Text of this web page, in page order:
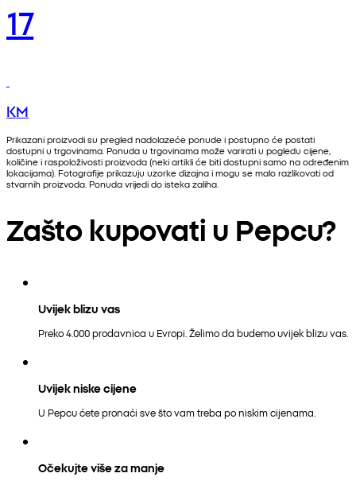
17
KM
Prikazani proizvodi su pregled nadolazeće ponude i postupno će postati
dostupni u trgovinama. Ponuda u trgovinama može varirati u pogledu cijene,
količine i raspoloživosti proizvoda (neki artikli će biti dostupni samo na određenim
lokacijama). Fotografije prikazuju uzorke dizajna i mogu se malo razlikovati od
stvarnih proizvoda. Ponuda vrijedi do isteka zaliha.
Zašto kupovati u Pepcu?
Uvijek blizu vas
Preko 4.000 prodavnica u Evropi. Želimo da budemo uvijek blizu vas.
Uvijek niske cijene
U Pepcu ćete pronaći sve što vam treba po niskim cijenama.
Očekujte više za manje